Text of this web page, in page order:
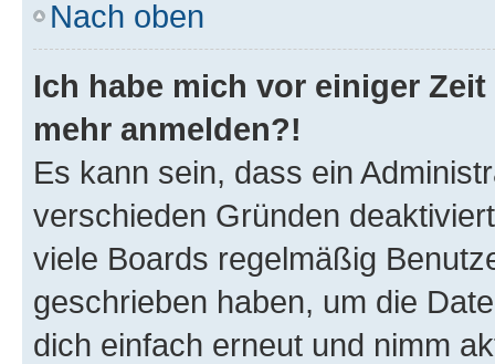
Nach oben
Ich habe mich vor einiger
mehr anmelden?!
Es kann sein, dass ein
verschieden Gründen
viele Boards regelmäßig
geschrieben haben, um die
dich einfach erneut und nimm